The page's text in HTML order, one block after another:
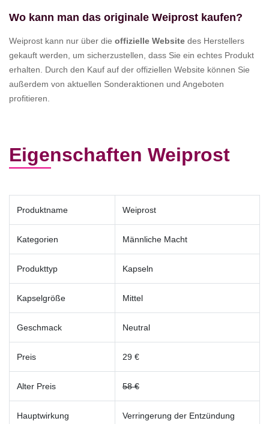
Wo kann man das originale Weiprost kaufen?
Weiprost kann nur über die offizielle Website des Herstellers
gekauft werden, um sicherzustellen, dass Sie ein echtes Produkt
erhalten. Durch den Kauf auf der offiziellen Website können Sie
außerdem von aktuellen Sonderaktionen und Angeboten
profitieren.
Eigenschaften Weiprost
Produktname Weiprost
Kategorien Männliche Macht
Produkttyp Kapseln
Kapselgröße Mittel
Geschmack Neutral
Preis 29 €
Alter Preis 58 €
Hauptwirkung
Verringerung der Entzündung